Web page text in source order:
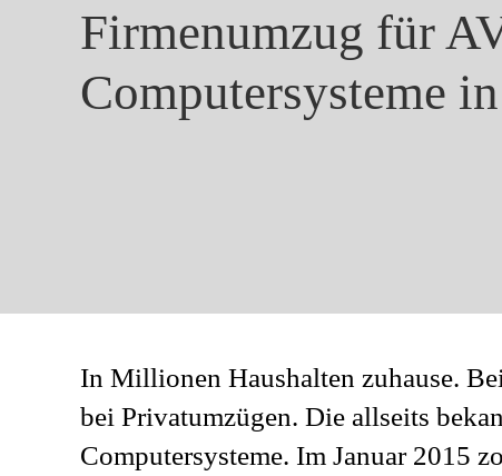
Firmenumzug für
Computersysteme
In Millionen Haushalten zuhause.
bei Privatumzügen. Die allseits
Computersysteme. Im Januar 2015